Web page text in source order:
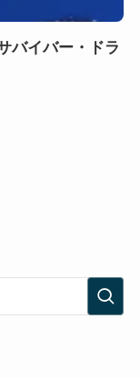
バイバー・ドラ